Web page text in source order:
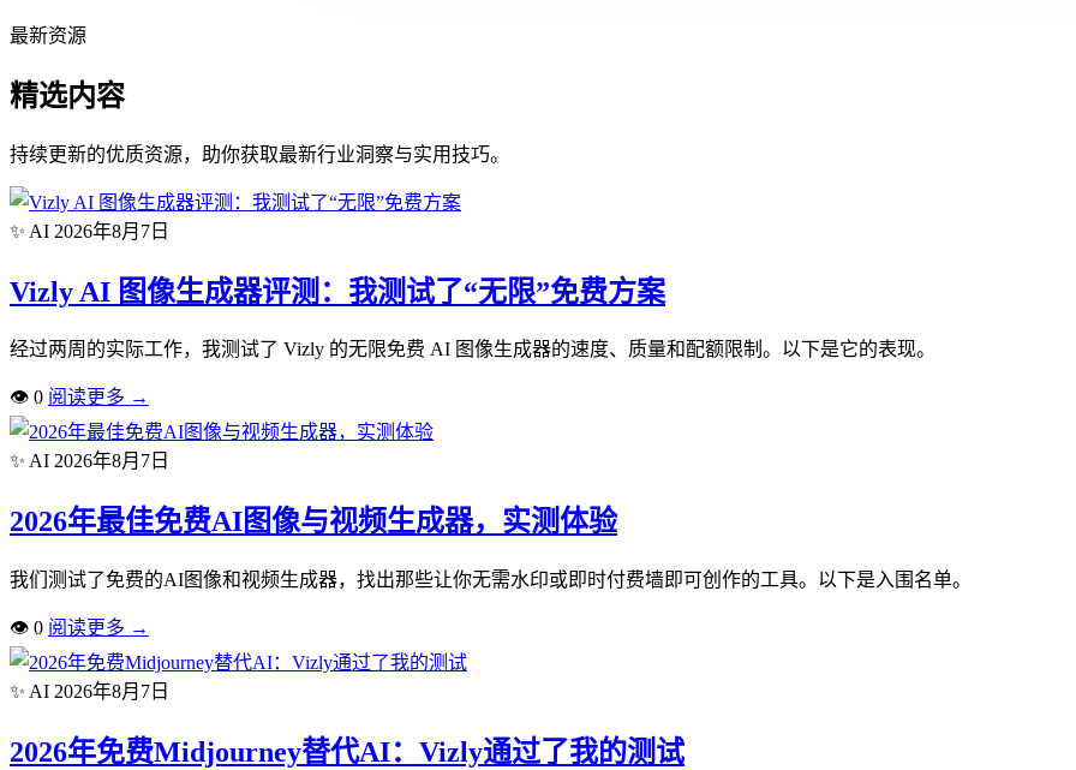
最新资源
精选内容
持续更新的优质资源，助你获取最新行业洞察与实用技巧。
✨ AI 2026年8月7日
Vizly AI 图像生成器评测：我测试了“无限”免费方案
经过两周的实际工作，我测试了 Vizly 的无限免费 AI 图像生成器的速度、质量和配额限制。以下是它的表现。
👁 0 阅读更多 →
✨ AI 2026年8月7日
2026年最佳免费AI图像与视频生成器，实测体验
我们测试了免费的AI图像和视频生成器，找出那些让你无需水印或即时付费墙即可创作的工具。以下是入围名单。
👁 0 阅读更多 →
✨ AI 2026年8月7日
2026年免费Midjourney替代AI：Vizly通过了我的测试